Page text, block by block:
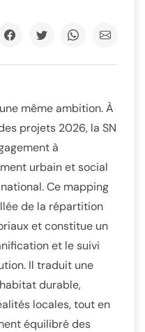
même ambition. À
projets 2026, la SN
à
urbain et social
Ce mapping
de la répartition
et constitue un
et le suivi
Il traduit une
durable,
locales, tout en
équilibré des